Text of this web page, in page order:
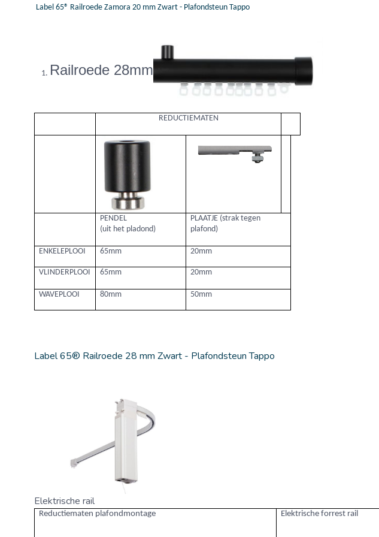
Label 65® Railroede Zamora 20 mm Zwart - Plafondsteun Tappo
Railroede 28mm
REDUCTIEMATEN
PENDEL
(uit het pladond)
PLAATJE (strak tegen
plafond)
ENKELEPLOOI 65mm 20mm
VLINDERPLOOI 65mm 20mm
WAVEPLOOI 80mm 50mm
Label 65® Railroede 28 mm Zwart - Plafondsteun Tappo
Elektrische rail
Reductiematen plafondmontage Elektrische forrest rail